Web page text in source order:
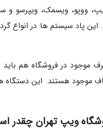
ویسمک، ویپرسو و
پاد سیستم ها در انواع
پاف، 5500 پاف و 10000 پاف موجود
ویپ تهران چقدر